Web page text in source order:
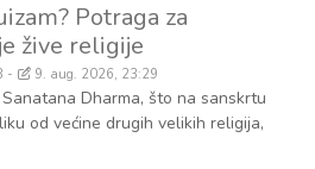
Potraga za
žive religije
9. aug. 2026, 23:29
Dharma, što na sanskrtu
od većine drugih velikih religija,